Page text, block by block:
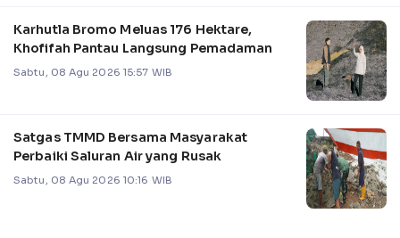
Karhutla Bromo Meluas 176 Hektare,
Khofifah Pantau Langsung Pemadaman
Sabtu, 08 Agu 2026 15:57 WIB
Satgas TMMD Bersama Masyarakat
Perbaiki Saluran Air yang Rusak
Sabtu, 08 Agu 2026 10:16 WIB